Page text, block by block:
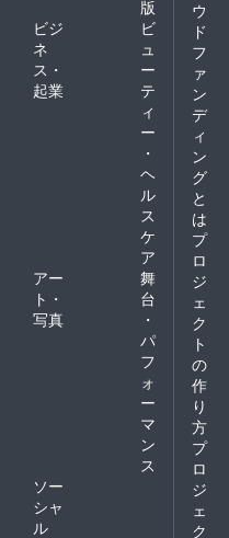
版
ビジ
ネ
ス・
起業
ビ
ュ
ー
テ
ィ
ー
・
ヘ
ル
ス
ケ
ア
アー
ト・
写真
舞
台
・
パ
フ
ォ
ー
マ
ン
ス
ソー
シャ
ル
ウ
ド
フ
ァ
ン
デ
ィ
ン
グ
と
は
プ
ロ
ジ
ェ
ク
ト
の
作
り
方
プ
ロ
ジ
ェ
ク